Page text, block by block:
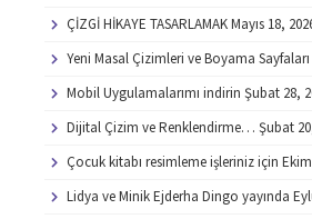
ÇİZGİ HİKAYE TASARLAMAKMayıs 18,
Yeni Masal Çizimleri ve Boyama Sayfaları
Mobil Uygulamalarımı indirin Şubat 28,
Dijital Çizim ve Renklendirme… Şubat
Çocuk kitabı resimleme işleriniz için
Lidya ve Minik Ejderha Dingo yayında